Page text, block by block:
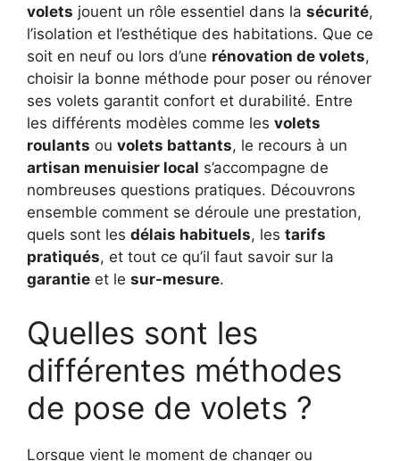
volets jouent un rôle essentiel dans la sécurité,
l’isolation et l’esthétique des habitations. Que ce
soit en neuf ou lors d’une rénovation de volets,
choisir la bonne méthode pour poser ou rénover
ses volets garantit confort et durabilité. Entre
les différents modèles comme les volets
roulants ou volets battants, le recours à un
artisan menuisier local s’accompagne de
nombreuses questions pratiques. Découvrons
ensemble comment se déroule une prestation,
quels sont les délais habituels, les tarifs
pratiqués, et tout ce qu’il faut savoir sur la
garantie et le sur-mesure.
Quelles sont les
différentes méthodes
de pose de volets ?
Lorsque vient le moment de changer ou